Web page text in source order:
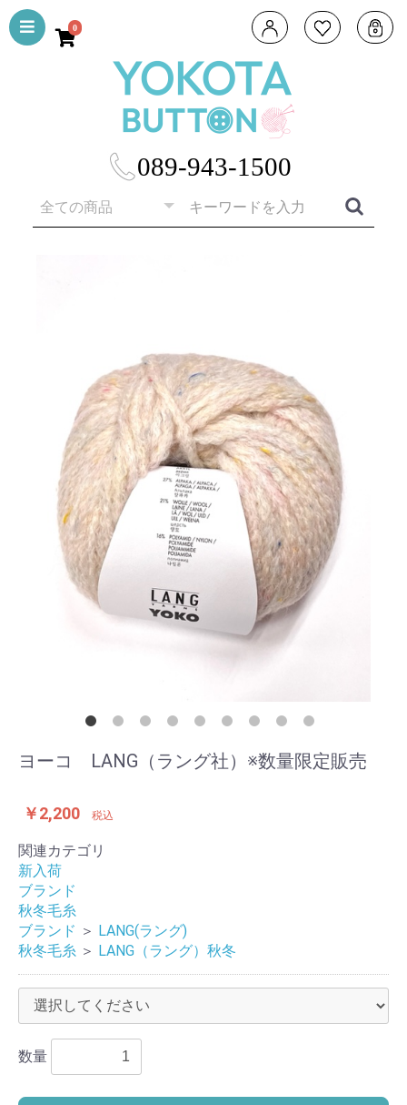
089-943-1500
0
ヨーコ LANG（ラング社）※数量限定販売
￥2,200 税込
関連カテゴリ
新入荷
ブランド
秋冬毛糸
ブランド ＞ LANG(ラング)
秋冬毛糸 ＞ LANG（ラング）秋冬
数量